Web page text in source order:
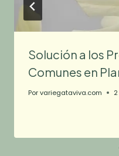
Solución a los
Comunes en
Porvariegataviva.com